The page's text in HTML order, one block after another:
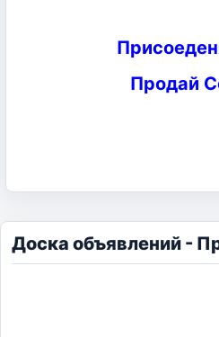
Продай
Доска объявлений -